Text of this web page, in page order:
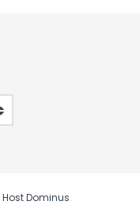
Host Dominus.